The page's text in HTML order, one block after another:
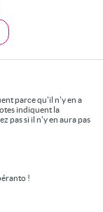
parce qu'il n'y en a
indiquent la
pas si il n'y en aura pas
!